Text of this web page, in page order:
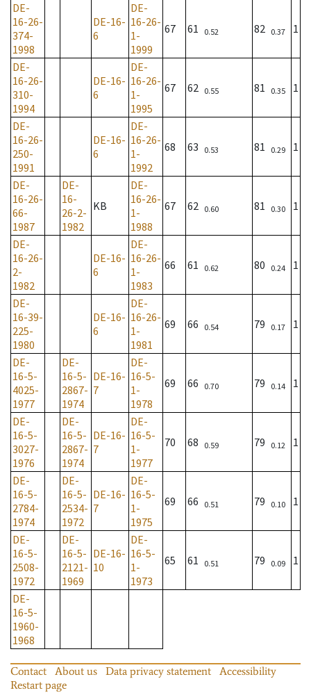
DE-
16-26-
374-
1998
DE-16-
6
DE-
16-26-
1-
1999
67 61 0.52 82 0.37 1
DE-
16-26-
310-
1994
DE-16-
6
DE-
16-26-
1-
1995
67 62 0.55 81 0.35 1
DE-
16-26-
250-
1991
DE-16-
6
DE-
16-26-
1-
1992
68 63 0.53 81 0.29 1
DE-
16-26-
66-
1987
DE-
16-
26-2-
1982
KB
DE-
16-26-
1-
1988
67 62 0.60 81 0.30 1
DE-
16-26-
2-
1982
DE-16-
6
DE-
16-26-
1-
1983
66 61 0.62 80 0.24 1
DE-
16-39-
225-
1980
DE-16-
6
DE-
16-26-
1-
1981
69 66 0.54 79 0.17 1
DE-
16-5-
4025-
1977
DE-
16-5-
2867-
1974
DE-16-
7
DE-
16-5-
1-
1978
69 66 0.70 79 0.14 1
DE-
16-5-
3027-
1976
DE-
16-5-
2867-
1974
DE-16-
7
DE-
16-5-
1-
1977
70 68 0.59 79 0.12 1
DE-
16-5-
2784-
1974
DE-
16-5-
2534-
1972
DE-16-
7
DE-
16-5-
1-
1975
69 66 0.51 79 0.10 1
DE-
16-5-
2508-
1972
DE-
16-5-
2121-
1969
DE-16-
10
DE-
16-5-
1-
1973
65 61 0.51 79 0.09 1
DE-
16-5-
1960-
1968
Contact About us Data privacy statement
Accessibility
Restart page